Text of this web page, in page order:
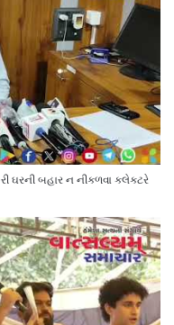
ઘરની બહાર ન નીકળવા કલેક્ટરે